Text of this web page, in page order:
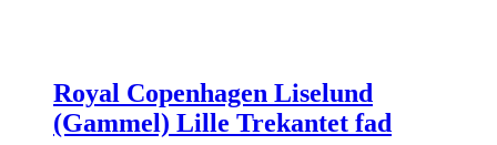
Royal Copenhagen Liselund
(Gammel) Lille Trekantet fad